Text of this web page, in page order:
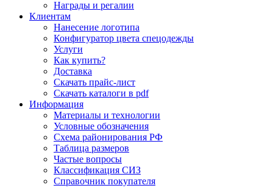
Награды и регалии
Клиентам
Нанесение логотипа
Конфигуратор цвета спецодежды
Услуги
Как купить?
Доставка
Скачать прайс-лист
Скачать каталоги в pdf
Информация
Материалы и технологии
Условные обозначения
Схема районирования РФ
Таблица размеров
Частые вопросы
Классификация СИЗ
Справочник покупателя